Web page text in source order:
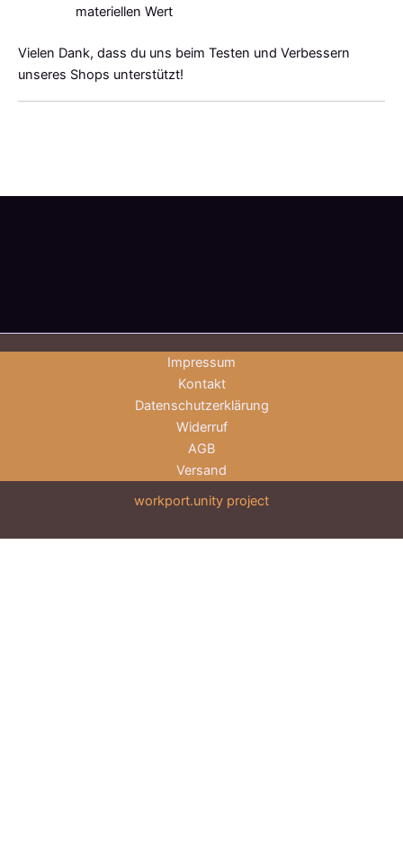
materiellen Wert
Vielen Dank, dass du uns beim Testen und Verbessern
unseres Shops unterstützt!
Impressum
Kontakt
Datenschutzerklärung
Widerruf
AGB
Versand
workport.unity project